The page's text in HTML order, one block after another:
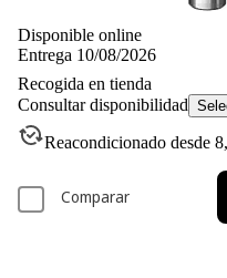
Disponible online
Entrega 10/08/2026
Recogida en tienda
Consultar disponibilidad
Reacondicionado desde
Comparar